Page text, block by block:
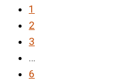
1
2
3
…
6